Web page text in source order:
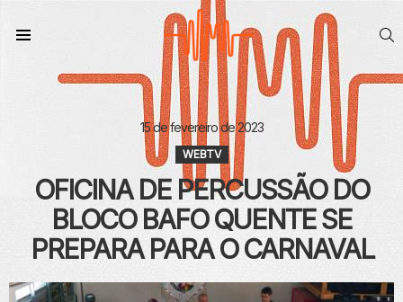
15 de fevereiro de 2023
WEBTV
OFICINA DE PERCUSSÃO DO
BLOCO BAFO QUENTE SE
PREPARA PARA O CARNAVAL